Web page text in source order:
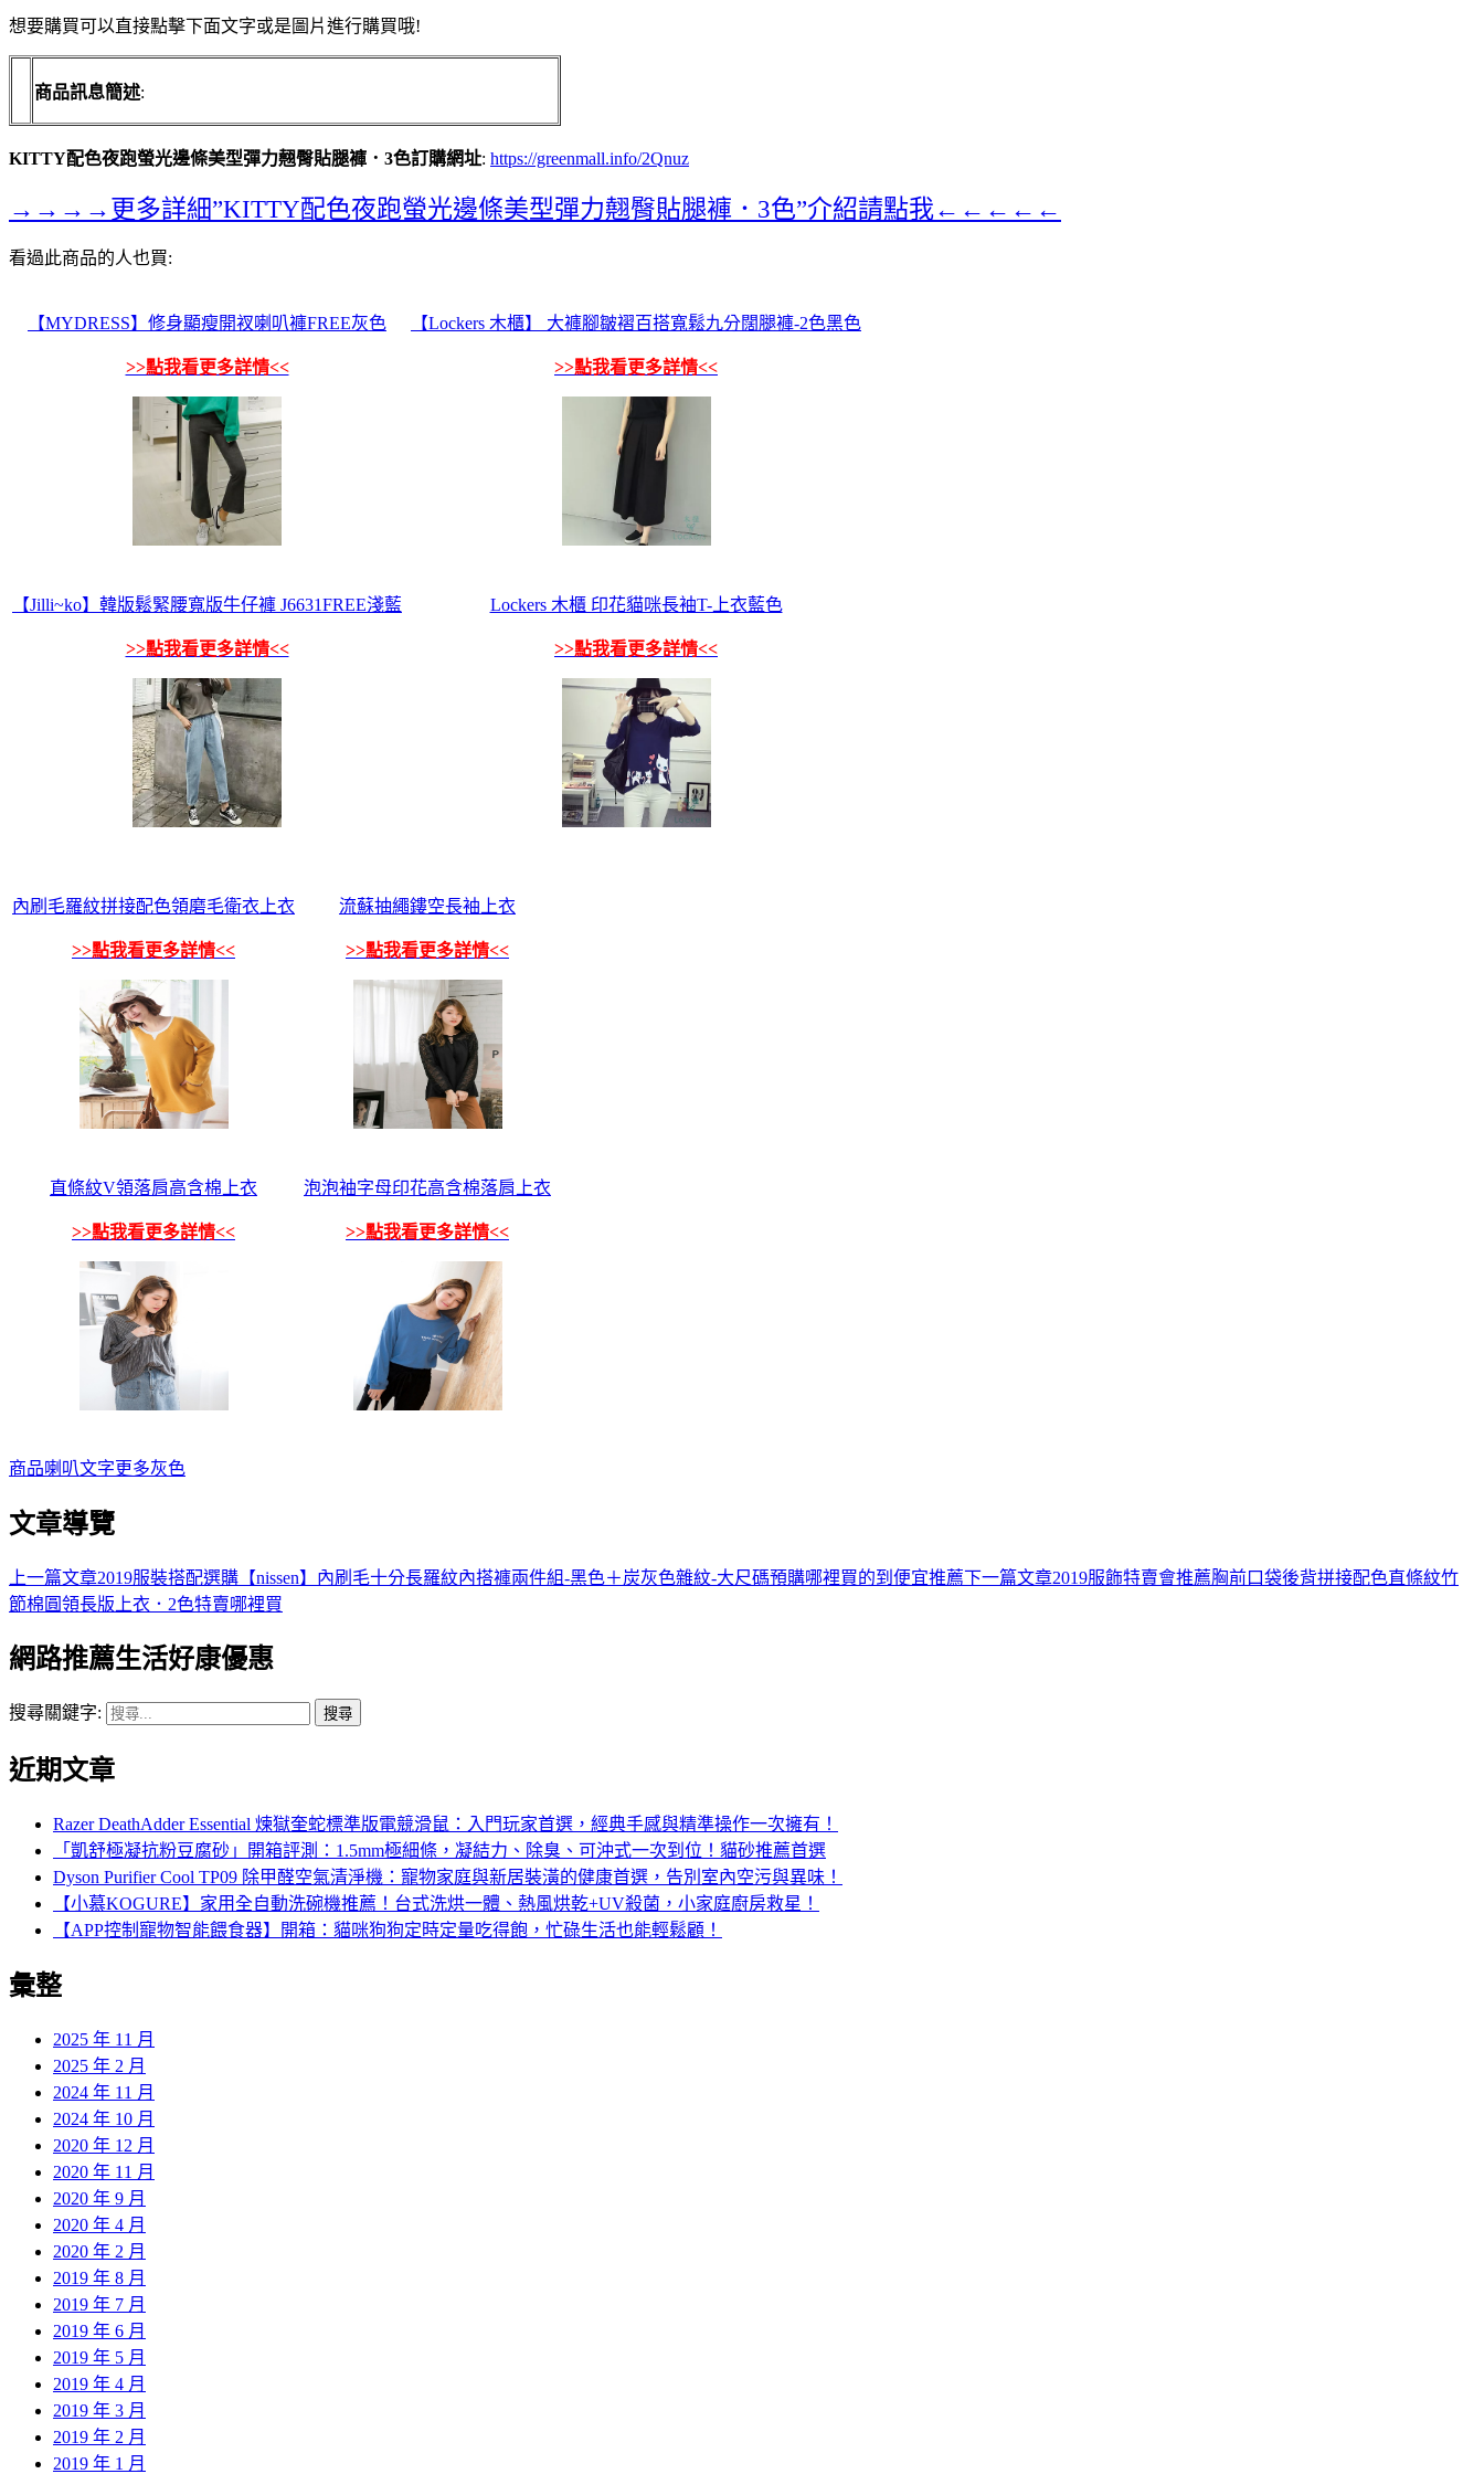
想要購買可以直接點擊下面文字或是圖片進行購買哦!
商品訊息簡述:
KITTY配色夜跑螢光邊條美型彈力翹臀貼腿褲．3色訂購網址: https://greenmall.info/2Qnuz
→→→→更多詳細”KITTY配色夜跑螢光邊條美型彈力翹臀貼腿褲．3色”介紹請點我←←←←←
看過此商品的人也買:
【MYDRESS】修身顯瘦開衩喇叭褲FREE灰色
>>點我看更多詳情<<
【Lockers 木櫃】 大褲腳皺褶百搭寬鬆九分闊腿褲-2色黑色
>>點我看更多詳情<<
【Jilli~ko】韓版鬆緊腰寬版牛仔褲 J6631FREE淺藍
>>點我看更多詳情<<
Lockers 木櫃 印花貓咪長袖T-上衣藍色
>>點我看更多詳情<<
內刷毛羅紋拼接配色領磨毛衛衣上衣
>>點我看更多詳情<<
流蘇抽繩鏤空長袖上衣
>>點我看更多詳情<<
直條紋V領落肩高含棉上衣
>>點我看更多詳情<<
泡泡袖字母印花高含棉落肩上衣
>>點我看更多詳情<<
商品喇叭文字更多灰色
文章導覽
上一篇文章2019服裝搭配選購【nissen】內刷毛十分長羅紋內搭褲兩件組-黑色＋炭灰色雜紋-大尺碼預購哪裡買的到便宜推薦下一篇文章2019服飾特賣會推薦胸前口袋後背拼接配色直條紋竹
節棉圓領長版上衣．2色特賣哪裡買
網路推薦生活好康優惠
搜尋關鍵字:
近期文章
Razer DeathAdder Essential 煉獄奎蛇標準版電競滑鼠：入門玩家首選，經典手感與精準操作一次擁有！
「凱舒極凝抗粉豆腐砂」開箱評測：1.5mm極細條，凝結力、除臭、可沖式一次到位！貓砂推薦首選
Dyson Purifier Cool TP09 除甲醛空氣清淨機：寵物家庭與新居裝潢的健康首選，告別室內空污與異味！
【小慕KOGURE】家用全自動洗碗機推薦！台式洗烘一體、熱風烘乾+UV殺菌，小家庭廚房救星！
【APP控制寵物智能餵食器】開箱：貓咪狗狗定時定量吃得飽，忙碌生活也能輕鬆顧！
彙整
2025 年 11 月
2025 年 2 月
2024 年 11 月
2024 年 10 月
2020 年 12 月
2020 年 11 月
2020 年 9 月
2020 年 4 月
2020 年 2 月
2019 年 8 月
2019 年 7 月
2019 年 6 月
2019 年 5 月
2019 年 4 月
2019 年 3 月
2019 年 2 月
2019 年 1 月